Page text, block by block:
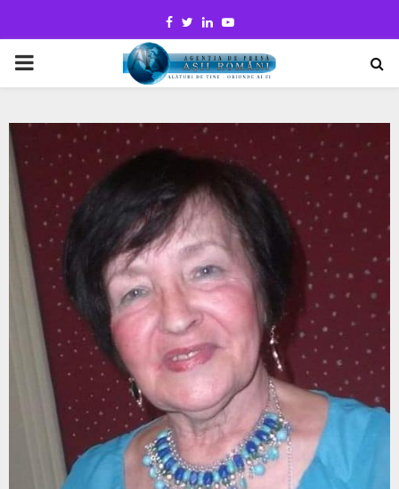
Facebook
TwitterLinkedinYoutube
PRIMARY